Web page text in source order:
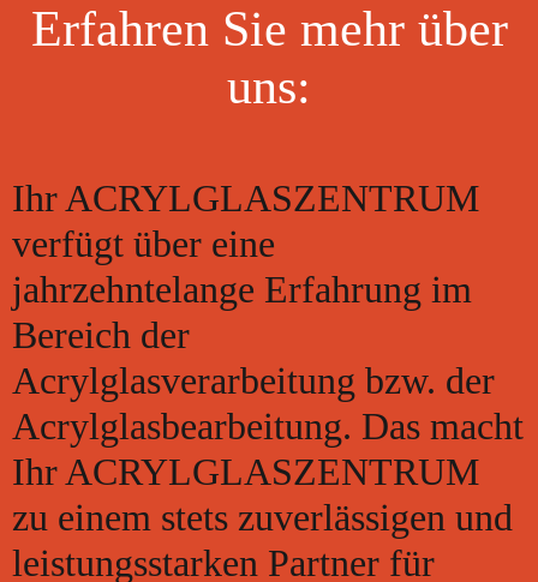
Erfahren Sie mehr über
uns:
Ihr ACRYLGLASZENTRUM
verfügt über eine
jahrzehntelange Erfahrung im
Bereich der
Acrylglasverarbeitung bzw. der
Acrylglasbearbeitung. Das macht
Ihr ACRYLGLASZENTRUM
zu einem stets zuverlässigen und
leistungsstarken Partner für